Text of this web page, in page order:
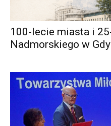
100-lecie miasta i
Nadmorskiego w